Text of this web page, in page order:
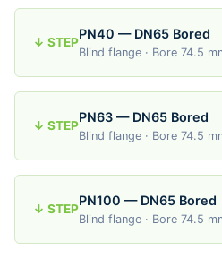
↓ STEP
PN40 — DN65 Bored
Blind flange · Bore 74.5
↓ STEP
PN63 — DN65 Bored
Blind flange · Bore 74.5
↓ STEP
PN100 — DN65 Bored
Blind flange · Bore 74.5